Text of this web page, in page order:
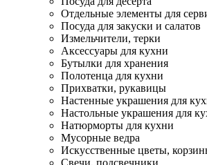
Отдельные элементы для
Посуда для закуски и салатов
Измельчители, терки
Аксессуары для кухни
Бутылки для хранения
Полотенца для кухни
Прихватки, рукавицы
Настенные украшения для
Настольные украшения для
Натюрморты для кухни
Мусорные ведра
Искусственные цветы,
Свечи, подсвечники